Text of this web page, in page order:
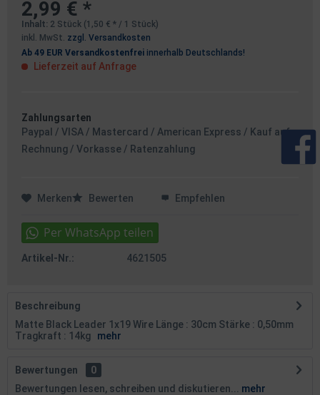
2,99 € *
Inhalt: 2 Stück (1,50 € * / 1 Stück)
inkl. MwSt. zzgl. Versandkosten
Ab 49 EUR Versandkostenfrei innerhalb Deutschlands!
Lieferzeit auf Anfrage
Zahlungsarten
Paypal / VISA / Mastercard / American Express / Kauf auf
Rechnung / Vorkasse / Ratenzahlung
Merken Bewerten Empfehlen
Artikel-Nr.: 4621505
Beschreibung
Matte Black Leader 1x19 Wire Länge : 30cm Stärke : 0,50mm
Tragkraft : 14kg mehr
Bewertungen
0
Bewertungen lesen, schreiben und diskutieren...
mehr